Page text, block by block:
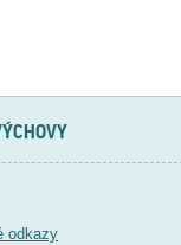
odkazy